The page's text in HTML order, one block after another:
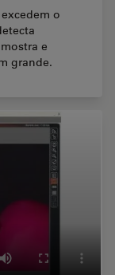
o
e
grande.